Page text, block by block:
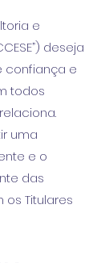
e
deseja
confiança e
todos
uma
e o
das
os Titulares